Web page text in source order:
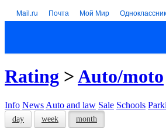
Mail.ru Почта Мой Мир
Rating >Auto/moto
Info News Auto and law Sale Schools
day week month